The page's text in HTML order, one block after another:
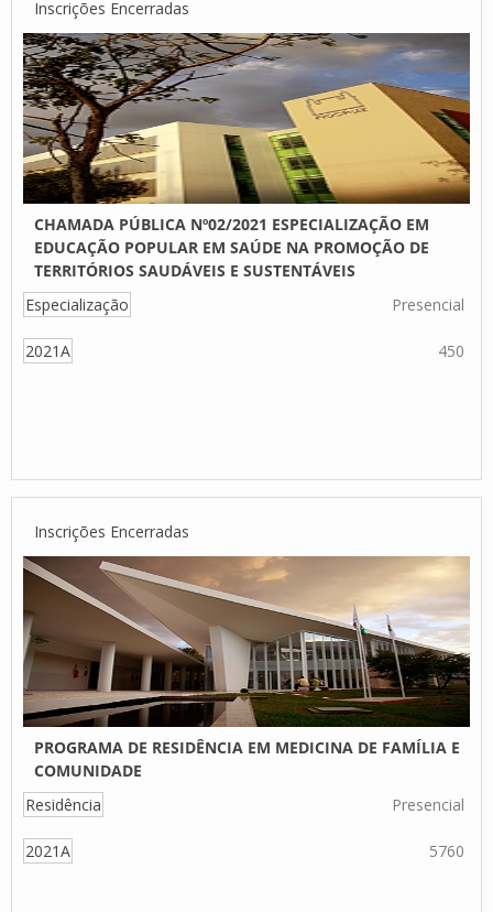
Inscrições Encerradas
CHAMADA PÚBLICA Nº02/2021 ESPECIALIZAÇÃO EM
EDUCAÇÃO POPULAR EM SAÚDE NA PROMOÇÃO DE
TERRITÓRIOS SAUDÁVEIS E SUSTENTÁVEIS
Especialização
Presencial
2021A 450
Inscrições Encerradas
PROGRAMA DE RESIDÊNCIA EM MEDICINA DE FAMÍLIA E
COMUNIDADE
Residência
Presencial
2021A 5760